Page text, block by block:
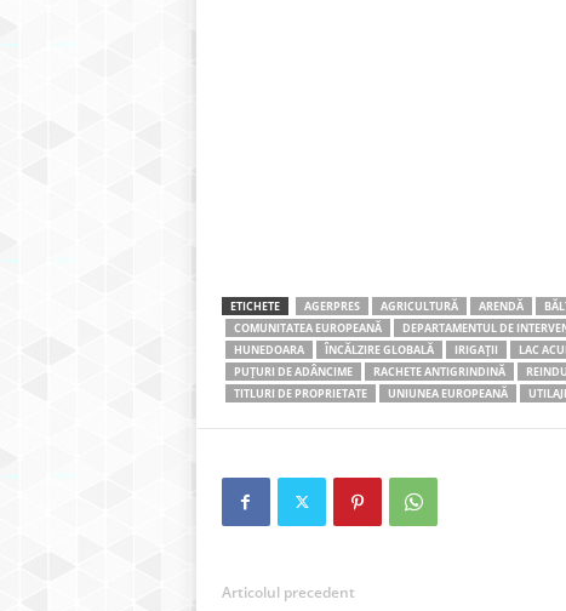
ETICHETE AGERPRES AGRICULTURĂ ARENDĂ
COMUNITATEA EUROPEANĂ
DEPARTAMENTUL DE
HUNEDOARA
ÎNCĂLZIRE GLOBALĂ IRIGAȚII LAC
PUȚURI DE ADÂNCIME
RACHETE ANTIGRINDINĂ
TITLURI DE PROPRIETATE
UNIUNEA EUROPEANĂ
Articolul precedent